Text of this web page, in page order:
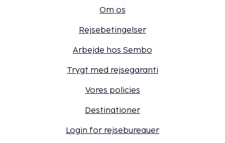
Om os
Rejsebetingelser
Arbejde hos Sembo
Trygt med rejsegaranti
Vores policies
Destinationer
Login for rejsebureauer